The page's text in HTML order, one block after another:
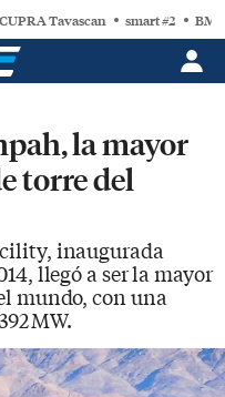
CUPRA Tavascan smart #2
la mayor
torre del
inaugurada
llegó a ser la mayor
mundo, con una
MW.